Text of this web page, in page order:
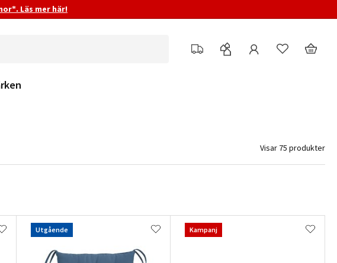
Läs mer här!
Utgående Kampanj
Visar 75 produkter